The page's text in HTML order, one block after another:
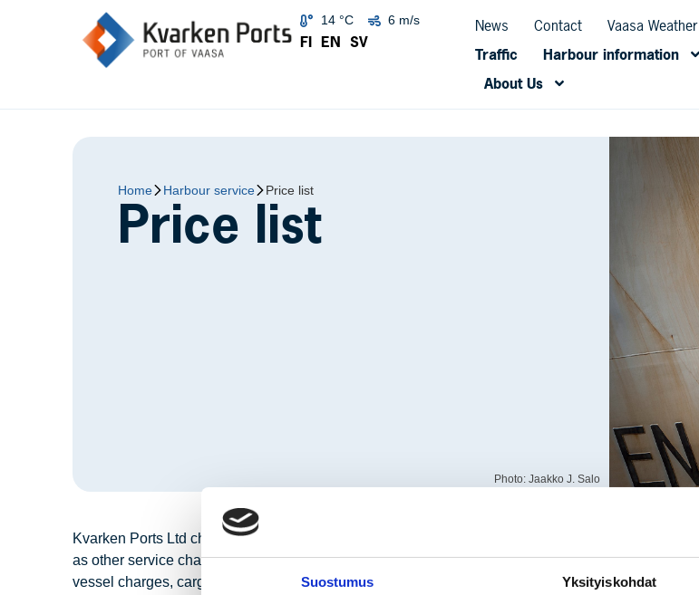
Suostumus Yksityiskohdat
14 °C 6 m/s
FI EN SV
News Contact Vaasa Weather
Traffic
Harbour information
About Us
Home Harbour service Price list
Price list
Photo: Jaakko J. Salo
Kvarken Ports Ltd charges cargo and vessel charges for the use of the port, as well
as other service charges and area rents. The port’s price list contains the prices for
vessel charges, cargo charges, waste management charges, sales of water and